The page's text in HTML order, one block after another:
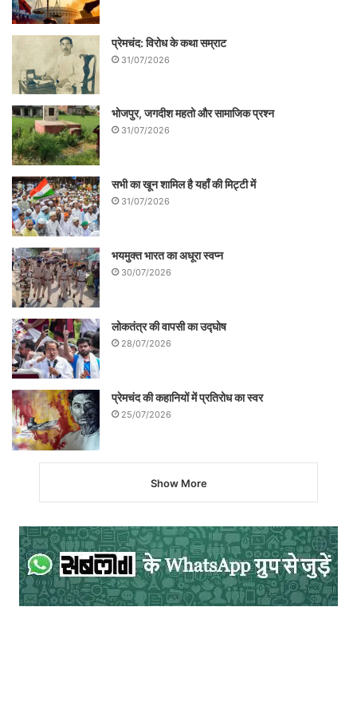
प्रेमचंद: विरोध के कथा सम्राट
31/07/2026
भोजपुर, जगदीश महतो और सामाजिक प्रश्न
31/07/2026
सभी का खून शामिल है यहाँ की मिट्टी में
31/07/2026
भयमुक्त भारत का अधूरा स्वप्न
30/07/2026
लोकतंत्र की वापसी का उद्घोष
28/07/2026
प्रेमचंद की कहानियों में प्रतिरोध का स्वर
25/07/2026
Show More